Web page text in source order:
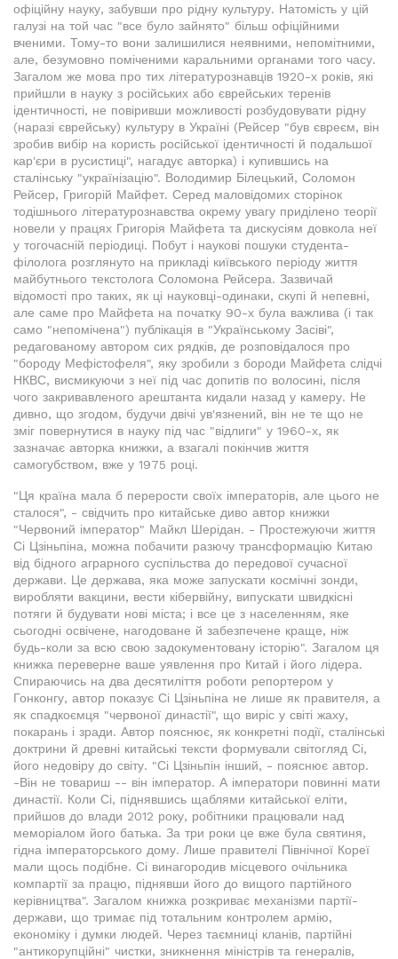
офіційну науку, забувши про рідну культуру. Натомість у цій
галузі на той час "все було зайнято" більш офіційними
вченими. Тому-то вони залишилися неявними, непомітними,
але, безумовно поміченими каральними органами того часу.
Загалом же мова про тих літературознавців 1920-х років, які
прийшли в науку з російських або єврейських теренів
ідентичності, не повіривши можливості розбудовувати рідну
(наразі єврейську) культуру в Україні (Рейсер "був євреєм, він
зробив вибір на користь російської ідентичності й подальшої
кар'єри в русистиці", нагадує авторка) і купившись на
сталінську "українізацію". Володимир Білецький, Соломон
Рейсер, Григорій Майфет. Серед маловідомих сторінок
тодішнього літературознавства окрему увагу приділено теорії
новели у працях Григорія Майфета та дискусіям довкола неї
у тогочасній періодиці. Побут і наукові пошуки студента-
філолога розглянуто на прикладі київського періоду життя
майбутнього текстолога Соломона Рейсера. Зазвичай
відомості про таких, як ці науковці-одинаки, скупі й непевні,
але саме про Майфета на початку 90-х була важлива (і так
само "непомічена") публікація в "Українському Засіві",
редагованому автором сих рядків, де розповідалося про
"бороду Мефістофеля", яку зробили з бороди Майфета слідчі
НКВС, висмикуючи з неї під час допитів по волосині, після
чого закривавленого арештанта кидали назад у камеру. Не
дивно, що згодом, будучи двічі ув'язнений, він не те що не
зміг повернутися в науку під час "відлиги" у 1960-х, як
зазначає авторка книжки, а взагалі покінчив життя
самогубством, вже у 1975 році.
"Ця країна мала б перерости своїх імператорів, але цього не
сталося", - свідчить про китайське диво автор книжки
"Червоний імператор" Майкл Шерідан. - Простежуючи життя
Сі Цзіньпіна, можна побачити разючу трансформацію Китаю
від бідного аграрного суспільства до передової сучасної
держави. Це держава, яка може запускати космічні зонди,
виробляти вакцини, вести кібервійну, випускати швидкісні
потяги й будувати нові міста; і все це з населенням, яке
сьогодні освічене, нагодоване й забезпечене краще, ніж
будь-коли за всю свою задокументовану історію". Загалом ця
книжка переверне ваше уявлення про Китай і його лідера.
Спираючись на два десятиліття роботи репортером у
Гонконгу, автор показує Сі Цзіньпіна не лише як правителя, а
як спадкоємця "червоної династії", що виріс у світі жаху,
покарань і зради. Автор пояснює, як конкретні події, сталінські
доктрини й древні китайські тексти формували світогляд Сі,
його недовіру до світу. "Сі Цзіньпін інший, - пояснює автор.
-Він не товариш -- він імператор. А імператори повинні мати
династії. Коли Сі, піднявшись щаблями китайської еліти,
прийшов до влади 2012 року, робітники працювали над
меморіалом його батька. За три роки це вже була святиня,
гідна імператорського дому. Лише правителі Північної Кореї
мали щось подібне. Сі винагородив місцевого очільника
компартії за працю, піднявши його до вищого партійного
керівництва". Загалом книжка розкриває механізми партії-
держави, що тримає під тотальним контролем армію,
економіку і думки людей. Через таємниці кланів, партійні
"антикорупційні" чистки, зникнення міністрів та генералів,